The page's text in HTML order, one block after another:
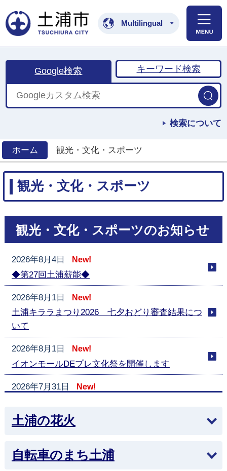
土浦市公式ホームペ
Multilingual
Google検索 キーワード検索
検索について
ホーム
観光・文化・スポーツ
観光・文化・スポーツ
観光・文化・スポーツのお知らせ
2026年8月4日 New!
◆第27回土浦薪能◆
2026年8月1日 New!
土浦キララまつり2026 七夕おどり審査結果につ
いて
2026年8月1日 New!
イオンモールDEプレ文化祭を開催します
2026年7月31日 New!
した！
第79回 土浦市美術展覧会を開催いたします（作
土浦の花火
自転車のまち土浦